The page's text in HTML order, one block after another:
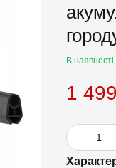
В наявності
1